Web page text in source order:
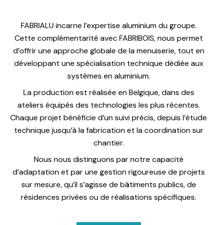
FABRIALU incarne l’expertise aluminium du groupe.
Cette complémentarité avec FABRIBOIS, nous permet
d’offrir une approche globale de la menuiserie, tout en
développant une spécialisation technique dédiée aux
systèmes en aluminium.
La production est réalisée en Belgique, dans des
ateliers équipés des technologies les plus récentes.
Chaque projet bénéficie d’un suivi précis, depuis l’étude
technique jusqu’à la fabrication et la coordination sur
chantier.
Nous nous distinguons par notre capacité
d’adaptation et par une gestion rigoureuse de projets
sur mesure, qu’il s’agisse de bâtiments publics, de
résidences privées ou de réalisations spécifiques.